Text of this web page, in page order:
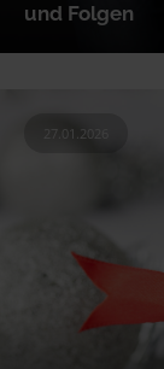
und Folgen
27.01.2026